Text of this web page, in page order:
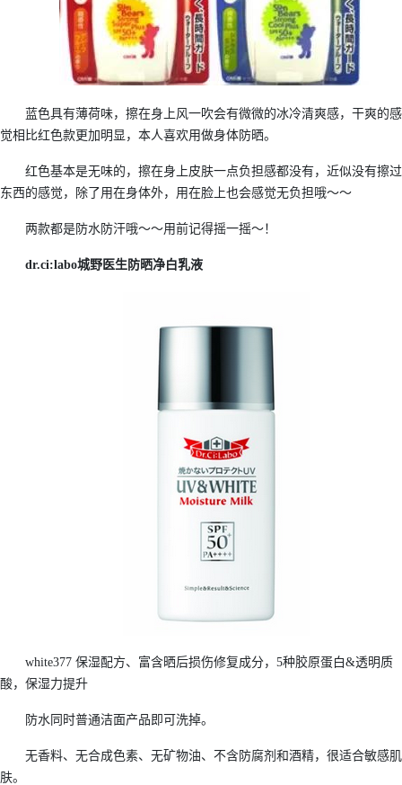
蓝色具有薄荷味，擦在身上风一吹会有微微的冰冷清爽感，干爽的感
觉相比红色款更加明显，本人喜欢用做身体防晒。
红色基本是无味的，擦在身上皮肤一点负担感都没有，近似没有擦过
东西的感觉，除了用在身体外，用在脸上也会感觉无负担哦～～
两款都是防水防汗哦～～用前记得摇一摇～！
dr.ci:labo城野医生防晒净白乳液
white377 保湿配方、富含晒后损伤修复成分，5种胶原蛋白&透明质
酸，保湿力提升
防水同时普通洁面产品即可洗掉。
无香料、无合成色素、无矿物油、不含防腐剂和酒精，很适合敏感肌
肤。